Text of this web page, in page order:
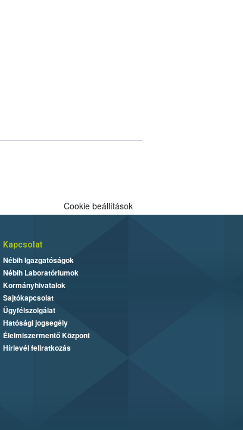
Cookie beállítások
Kapcsolat
Nébih Igazgatóságok
Nébih Laboratóriumok
Kormányhivatalok
Sajtókapcsolat
Ügyfélszolgálat
Hatósági jogsegély
Élelmiszermentő Központ
Hírlevél feliratkozás